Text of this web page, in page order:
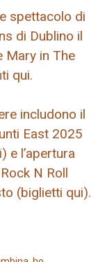
spettacolo di
di Dublino il
Mary in The
qui.
includono il
East 2025
e l’apertura
N Roll
(biglietti qui).